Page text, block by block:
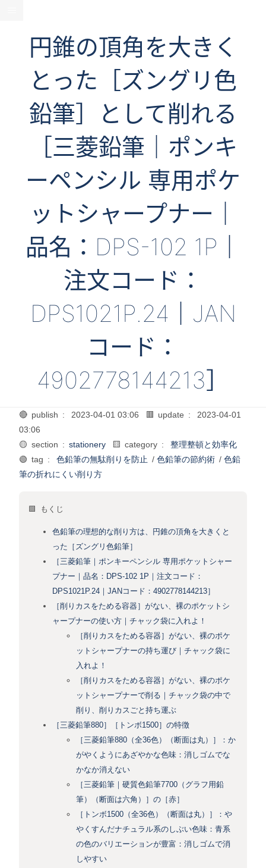
円錐の頂角を大きく
とった［ズングリ色
鉛筆］として削れる
［三菱鉛筆｜ポンキ
ーペンシル 専用ポケ
ットシャープナー｜
品名：DPS-102 1P｜
注文コード：
DPS1021P.24｜JAN
コード：
4902778144213］
🔴 publish : 2023-04-01 03:06 🟥 update :
2023-04-01
03:06
🟡 section : stationery 🟨 category :
整理整頓と効率化
🟢 tag :
色鉛筆の無駄削りを防止 / 色鉛筆の節約術 / 色鉛
筆の折れにくい削り方
🟩 もくじ
色鉛筆の理想的な削り方は、円錐の頂角を大きくと
った［ズングリ色鉛筆］
［三菱鉛筆｜ポンキーペンシル 専用ポケットシャー
プナー｜品名：DPS-102 1P｜注文コード：
DPS1021P.24｜JANコード：4902778144213］
［削りカスをためる容器］がない、裸のポケットシ
ャープナーの使い方｜チャック袋に入れよ！
［削りカスをためる容器］がない、裸のポケ
ットシャープナーの持ち運び｜チャック袋に
入れよ！
［削りカスをためる容器］がない、裸のポケ
ットシャープナーで削る｜チャック袋の中で
削り、削りカスごと持ち運ぶ
［三菱鉛筆880］［トンボ1500］の特徴
［三菱鉛筆880（全36色）（断面は丸）］：か
がやくようにあざやかな色味：消しゴムでな
かなか消えない
［三菱鉛筆｜硬質色鉛筆7700（グラフ用鉛
筆）（断面は六角）］の［赤］
［トンボ1500（全36色）（断面は丸）］：や
やくすんだナチュラル系のしぶい色味：青系
の色のバリエーションが豊富：消しゴムで消
しやすい